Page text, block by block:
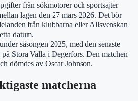
från sökmotorer och sportsajter
lagen den 27 mars 2026. Det bör
från klubbarna eller Allsvenskan
datum.
säsongen 2025, med den senaste
Stora Valla i Degerfors. Den matchen
dömdes av Oscar Johnson.
matcherna